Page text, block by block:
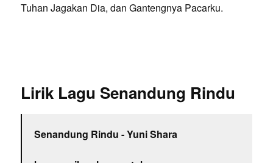
Tuhan Jagakan Dia, dan Gantengnya Pacarku.
Lirik Lagu Senandung Rindu
Senandung Rindu - Yuni Shara